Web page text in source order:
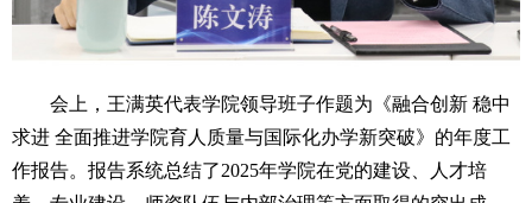
会上，王满英代表学院领导班子作题为《融合创新 稳中
求进 全面推进学院育人质量与国际化办学新突破》的年度工
作报告。报告系统总结了2025年学院在党的建设、人才培